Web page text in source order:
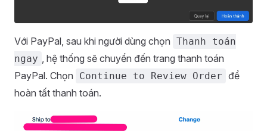
Với PayPal, sau khi người dùng chọn Thanh toán
ngay , hệ thống sẽ chuyển đến trang thanh toán
PayPal. Chọn
Continue to Review Order để
hoàn tất thanh toán.